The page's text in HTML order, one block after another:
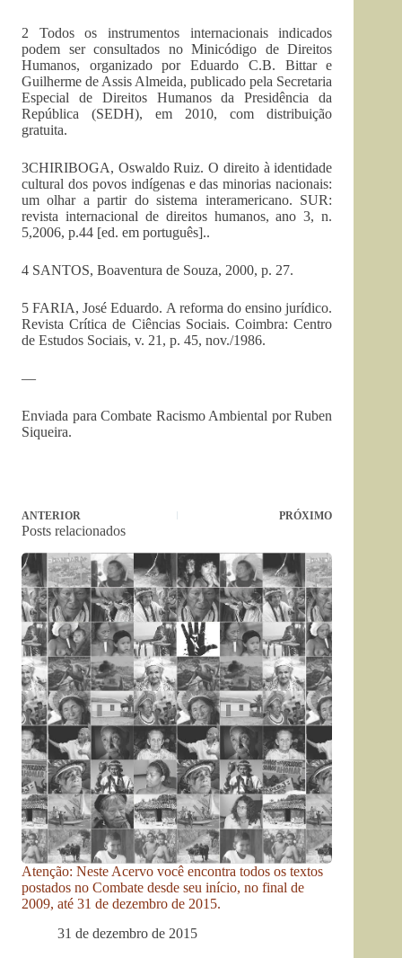
2 Todos os instrumentos internacionais indicados
podem ser consultados no Minicódigo de Direitos
Humanos, organizado por Eduardo C.B. Bittar e
Guilherme de Assis Almeida, publicado pela Secretaria
Especial de Direitos Humanos da Presidência da
República (SEDH), em 2010, com distribuição
gratuita.
3CHIRIBOGA, Oswaldo Ruiz. O direito à identidade
cultural dos povos indígenas e das minorias nacionais:
um olhar a partir do sistema interamericano. SUR:
revista internacional de direitos humanos, ano 3, n.
5,2006, p.44 [ed. em português]..
4 SANTOS, Boaventura de Souza, 2000, p. 27.
5 FARIA, José Eduardo. A reforma do ensino jurídico.
Revista Crítica de Ciências Sociais. Coimbra: Centro
de Estudos Sociais, v. 21, p. 45, nov./1986.
—
Enviada para Combate Racismo Ambiental por Ruben
Siqueira.
ANTERIOR PRÓXIMO
Posts relacionados
Atenção: Neste Acervo você encontra todos os textos
postados no Combate desde seu início, no final de
2009, até 31 de dezembro de 2015.
31 de dezembro de 2015